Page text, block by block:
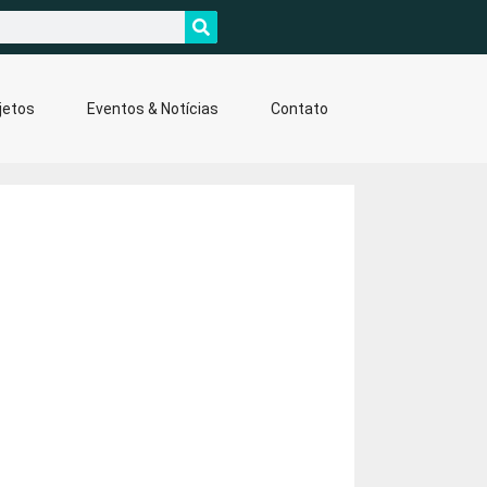
Eventos & Notícias Contato